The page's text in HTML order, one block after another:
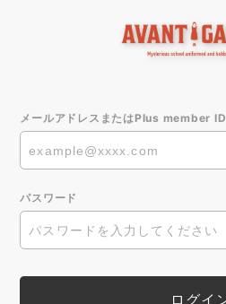
メールアドレスまたはPlus member ID
パスワード